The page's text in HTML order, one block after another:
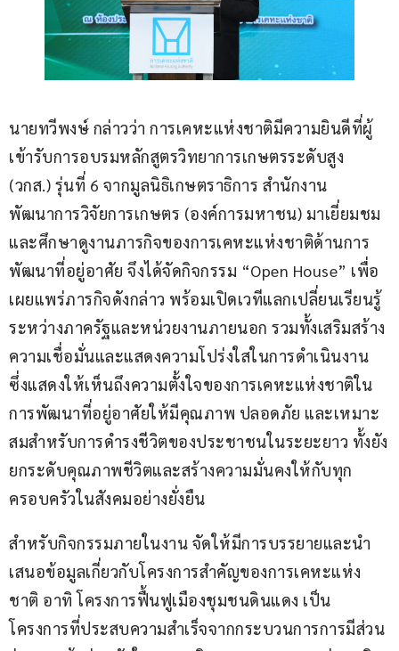
นายทวีพงษ์ กล่าวว่า การเคหะแห่งชาติมีความยินดีที่ผู้
เข้ารับการอบรมหลักสูตรวิทยาการเกษตรระดับสูง
(วกส.) รุ่นที่ 6 จากมูลนิธิเกษตราธิการ สำนักงาน
พัฒนาการวิจัยการเกษตร (องค์การมหาชน) มาเยี่ยมชม
และศึกษาดูงานภารกิจของการเคหะแห่งชาติด้านการ
พัฒนาที่อยู่อาศัย จึงได้จัดกิจกรรม “Open House” เพื่อ
เผยแพร่ภารกิจดังกล่าว พร้อมเปิดเวทีแลกเปลี่ยนเรียนรู้
ระหว่างภาครัฐและหน่วยงานภายนอก รวมทั้งเสริมสร้าง
ความเชื่อมั่นและแสดงความโปร่งใสในการดำเนินงาน
ซึ่งแสดงให้เห็นถึงความตั้งใจของการเคหะแห่งชาติใน
การพัฒนาที่อยู่อาศัยให้มีคุณภาพ ปลอดภัย และเหมาะ
สมสำหรับการดำรงชีวิตของประชาชนในระยะยาว ทั้งยัง
ยกระดับคุณภาพชีวิตและสร้างความมั่นคงให้กับทุก
ครอบครัวในสังคมอย่างยั่งยืน
สำหรับกิจกรรมภายในงาน จัดให้มีการบรรยายและนำ
เสนอข้อมูลเกี่ยวกับโครงการสำคัญของการเคหะแห่ง
ชาติ อาทิ โครงการฟื้นฟูเมืองชุมชนดินแดง เป็น
โครงการที่ประสบความสำเร็จจากกระบวนการการมีส่วน